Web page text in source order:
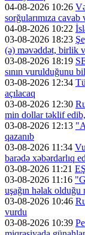
04-08-2026 10:26
sorğularımıza
04-08-2026 10:22
03-08-2026 18:23
(ə) məvəddət, birlik
03-08-2026 18:19
sının vurulduğunu
03-08-2026 12:34
açılacaq
03-08-2026 12:30
min dollar təklif edib,
03-08-2026 12:13
qazanıb
03-08-2026 11:34
barədə xəbərdarlıq
03-08-2026 11:21
03-08-2026 11:16
uşağın həlak olduğu
03-08-2026 10:46
vurdu
03-08-2026 10:39